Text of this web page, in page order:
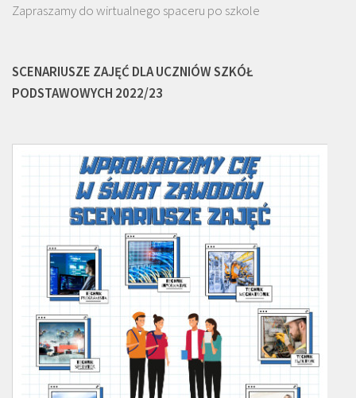
Zapraszamy do wirtualnego spaceru po szkole
SCENARIUSZE ZAJĘĆ DLA UCZNIÓW SZKÓŁ
PODSTAWOWYCH 2022/23